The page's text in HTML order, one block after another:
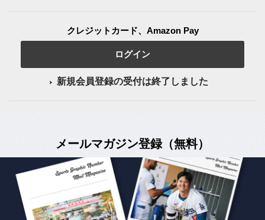
クレジットカード、Amazon Pay
ログイン
新規会員登録の受付は終了しました
メールマガジン登録（無料）